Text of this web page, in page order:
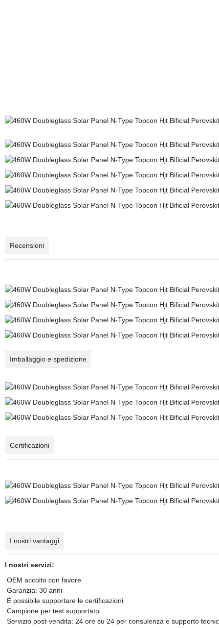
Recensioni
Imballaggio e spedizione
Certificazioni
I nostri vantaggi
I nostri servizi:
OEM accolto con favore
Garanzia: 30 anni
È possibile supportare le certificazioni
Campione per test supportato
Servizio post-vendita: 24 ore su 24 per consulenza e supporto